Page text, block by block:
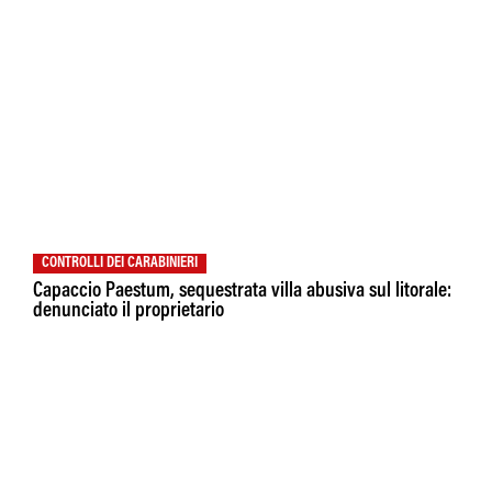
CONTROLLI DEI CARABINIERI
Capaccio Paestum, sequestrata villa abusiva sul litorale:
denunciato il proprietario